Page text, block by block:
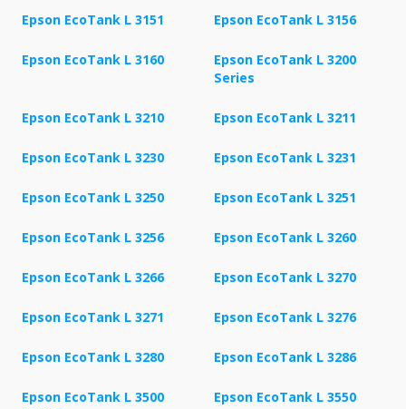
Epson EcoTank L 3151 Epson EcoTank L 3156
Epson EcoTank L 3160
Epson EcoTank L 3200
Series
Epson EcoTank L 3210 Epson EcoTank L 3211
Epson EcoTank L 3230 Epson EcoTank L 3231
Epson EcoTank L 3250 Epson EcoTank L 3251
Epson EcoTank L 3256 Epson EcoTank L 3260
Epson EcoTank L 3266 Epson EcoTank L 3270
Epson EcoTank L 3271 Epson EcoTank L 3276
Epson EcoTank L 3280 Epson EcoTank L 3286
Epson EcoTank L 3500
Epson EcoTank L 3550